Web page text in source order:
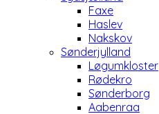
Faxe
Haslev
Nakskov
Sønderjylland
Løgumkloster
Rødekro
Sønderborg
Aabenraa